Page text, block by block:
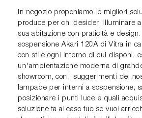
In negozio proponiamo le migliori
produce per chi desideri illuminare
sua abitazione con praticità e
sospensione Akari 120A di Vitra in
con stile ogni interno di cui disponi,
un'ambientazione moderna di
showroom, con i suggerimenti dei
lampade per interni a sospensione,
posizionare i punti luce e quali
soluzione fa al caso tuo se vuoi